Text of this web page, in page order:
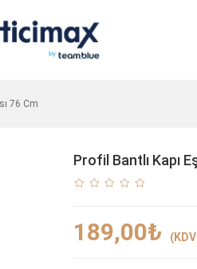
76 Cm
Profil Bantlı Kapı
189,00₺